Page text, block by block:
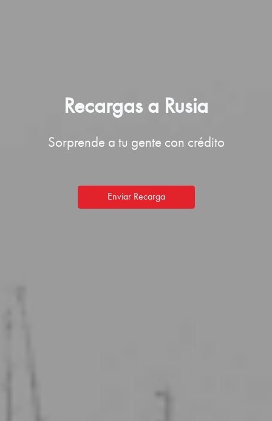
Recargas a Rusia
Sorprende a tu gente con crédito
Enviar Recarga